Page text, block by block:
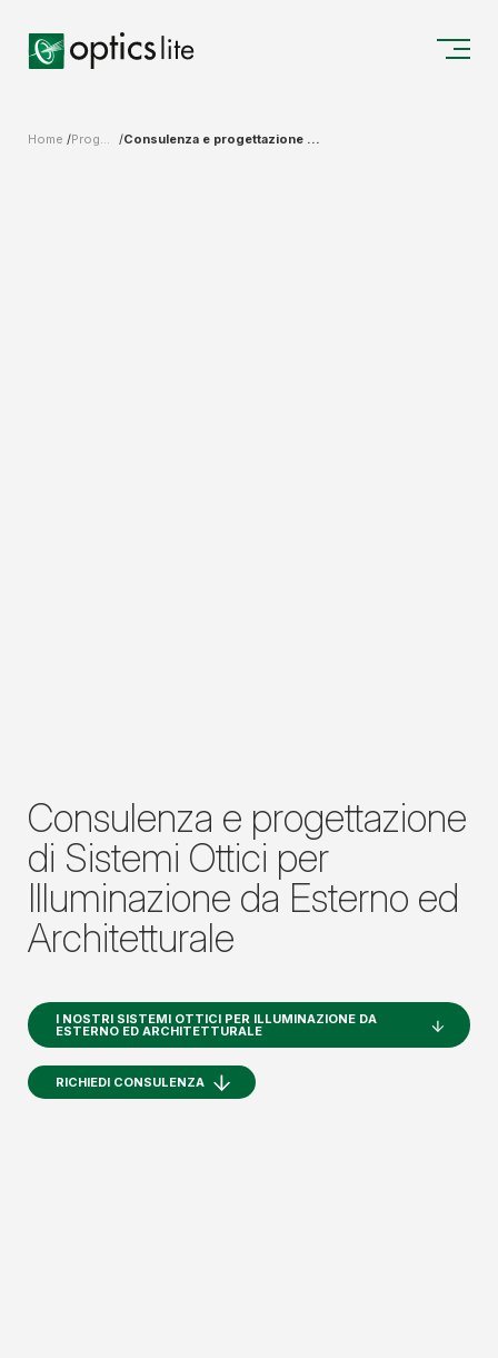
Home Progettazione Sistemi Ottici Consulenza e progettazione di Sistemi Ottici per Illuminazione da Esterno ed Architetturale
Consulenza e progettazione
di Sistemi Ottici per
Illuminazione da Esterno ed
Architetturale
I NOSTRI SISTEMI OTTICI PER ILLUMINAZIONE DA
ESTERNO ED ARCHITETTURALE
RICHIEDI CONSULENZA